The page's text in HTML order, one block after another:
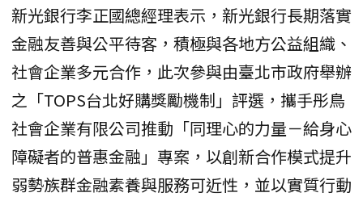
新光銀行李正國總經理表示，新光銀行長期落實
金融友善與公平待客，積極與各地方公益組織、
社會企業多元合作，此次參與由臺北市政府舉辦
之「TOPS台北好購獎勵機制」評選，攜手彤鳥
社會企業有限公司推動「同理心的力量－給身心
障礙者的普惠金融」專案，以創新合作模式提升
弱勢族群金融素養與服務可近性，並以實質行動